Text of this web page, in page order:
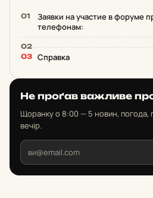
Заявки на участие в форуме
телефонам:
Справка
Не проґав важливе
Щоранку о 8:00 — 5 новин, погода,
вечір.